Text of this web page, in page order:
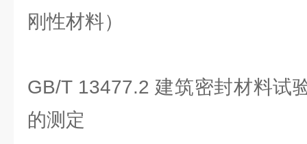
刚性材料）
GB/T 13477.2 建筑密封材料试
的测定